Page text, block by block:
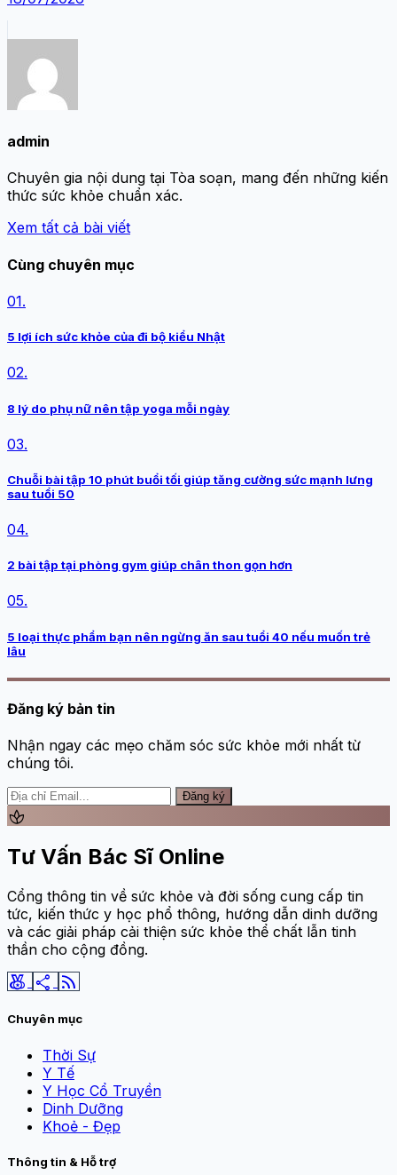
admin
Chuyên gia nội dung tại Tòa soạn, mang đến những kiến
thức sức khỏe chuẩn xác.
Xem tất cả bài viết
Cùng chuyên mục
01.
5 lợi ích sức khỏe của đi bộ kiểu Nhật
02.
8 lý do phụ nữ nên tập yoga mỗi ngày
03.
Chuỗi bài tập 10 phút buổi tối giúp tăng cường sức mạnh lưng
sau tuổi 50
04.
2 bài tập tại phòng gym giúp chân thon gọn hơn
05.
5 loại thực phẩm bạn nên ngừng ăn sau tuổi 40 nếu muốn trẻ
lâu
Đăng ký bản tin
Nhận ngay các mẹo chăm sóc sức khỏe mới nhất từ
chúng tôi.
Đăng ký
spa
Tư Vấn Bác Sĩ Online
Cổng thông tin về sức khỏe và đời sống cung cấp tin
tức, kiến thức y học phổ thông, hướng dẫn dinh dưỡng
và các giải pháp cải thiện sức khỏe thể chất lẫn tinh
thần cho cộng đồng.
social_leaderboard share rss_feed
Chuyên mục
Thời Sự
Y Tế
Y Học Cổ Truyền
Dinh Dưỡng
Khoẻ - Đẹp
Thông tin & Hỗ trợ